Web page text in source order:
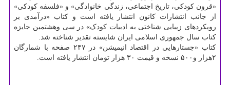
«قرون کودکی، تاریخ اجتماعی، زندگی خانوادگی» و «فلسفه کودکی»
از جانب انتشارات کانون انتشار یافته است و کتاب «درآمدی بر
رویکردهای زیبایی شناختی به ادبیات کودک» در سی وهشتمین جایزه
کتاب سال جمهوری اسلامی ایران شایسته تقدیر شناخته شد.
کتاب «جستارهایی در اقتصاد انیمیشن» در ۲۴۷ صفحه با شمارگان
۲هزار و۵۰۰ نسخه و قیمت ۳۰ هزار تومان انتشار یافته است.